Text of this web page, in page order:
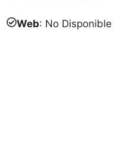
Web: No Disponible